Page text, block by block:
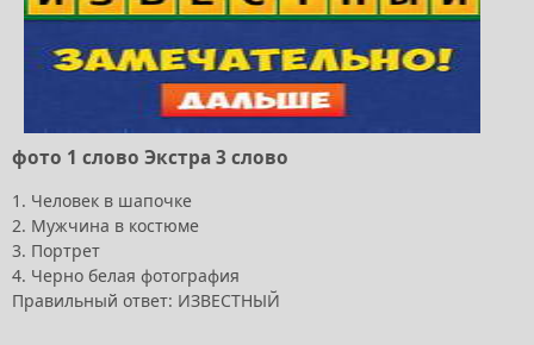
фото 1 слово Экстра 3 слово
1. Человек в шапочке
2. Мужчина в костюме
3. Портрет
4. Черно белая фотография
Правильный ответ: ИЗВЕСТНЫЙ